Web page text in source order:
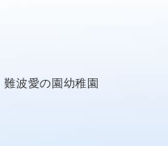
難波愛の園幼稚園